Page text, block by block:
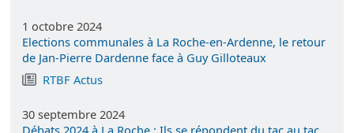
1 octobre 2024
Elections communales à La Roche-en-Ardenne, le retour
de Jan-Pierre Dardenne face à Guy Gilloteaux
RTBF Actus
30 septembre 2024
Débats 2024 à La Roche : Ils se répondent du tac au tac